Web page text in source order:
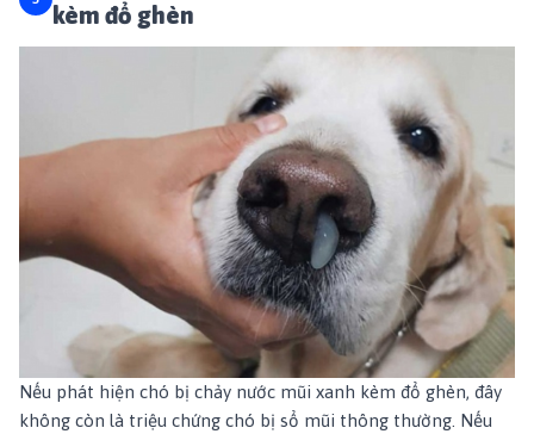
kèm đổ ghèn
Nếu phát hiện chó bị chảy nước mũi xanh kèm đổ ghèn, đây
không còn là triệu chứng chó bị sổ mũi thông thường. Nếu